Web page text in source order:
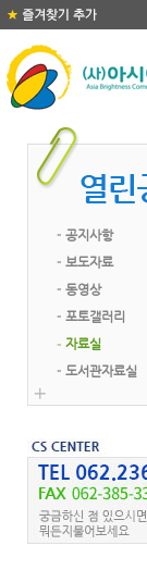
공지사항
보도자료
동영상
포토갤러리
자료실
도서관자료실